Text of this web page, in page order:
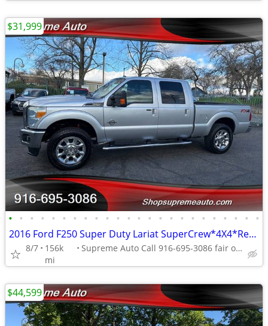
• • • • • • • • • • • • • • • • • • • • • • • •
2016 Ford F250 Super Duty Lariat SuperCrew*4X4*Rear Camera*Tow Package
8/7
156k
mi
Supreme Auto Call 916-695-3086 fair oaks
$31,999
$44,599